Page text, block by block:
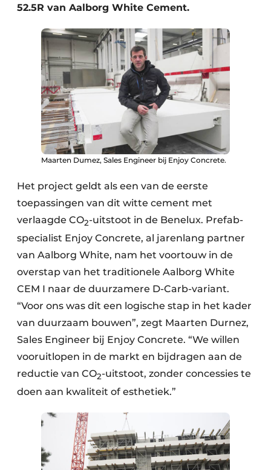
52.5R van Aalborg White Cement.
Maarten Dumez, Sales Engineer bij Enjoy Concrete.
Het project geldt als een van de eerste
toepassingen van dit witte cement met
verlaagde CO2-uitstoot in de Benelux. Prefab-
specialist Enjoy Concrete, al jarenlang partner
van Aalborg White, nam het voortouw in de
overstap van het traditionele Aalborg White
CEM I naar de duurzamere D-Carb-variant.
“Voor ons was dit een logische stap in het kader
van duurzaam bouwen”, zegt Maarten Durnez,
Sales Engineer bij Enjoy Concrete. “We willen
vooruitlopen in de markt en bijdragen aan de
reductie van CO2-uitstoot, zonder concessies te
doen aan kwaliteit of esthetiek.”